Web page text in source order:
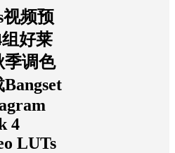
频预
好莱
季调色
4
LUTs